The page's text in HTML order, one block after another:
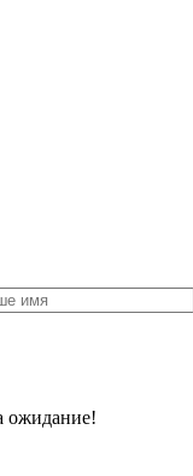
ожидание!